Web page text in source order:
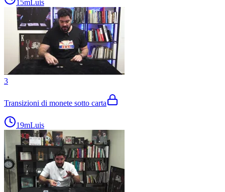
15mLuis
3
Transizioni di monete sotto carta
19mLuis